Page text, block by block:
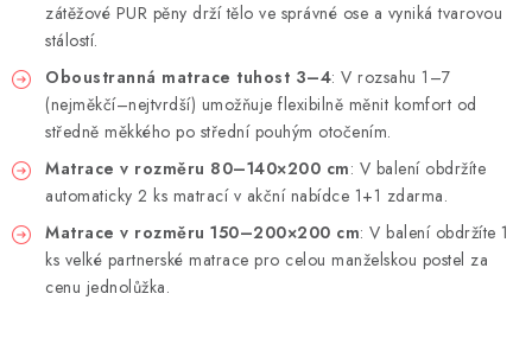
zátěžové PUR pěny drží tělo ve správné ose a vyniká tvarovou
stálostí.
Oboustranná matrace tuhost 3–4: V rozsahu 1–7
(nejměkčí–nejtvrdší) umožňuje flexibilně měnit komfort od
středně měkkého po střední pouhým otočením.
Matrace v rozměru 80–140×200 cm: V balení obdržíte
automaticky 2 ks matrací v akční nabídce 1+1 zdarma.
Matrace v rozměru 150–200×200 cm: V balení obdržíte 1
ks velké partnerské matrace pro celou manželskou postel za
cenu jednolůžka.